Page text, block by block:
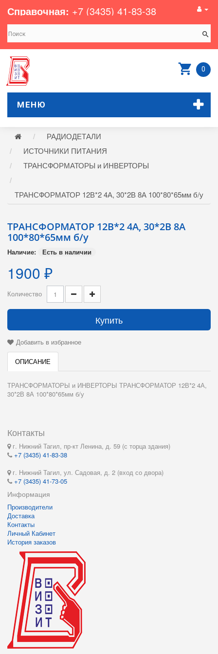
Справочная: +7 (3435) 41-83-38
0
МЕНЮ
РАДИОДЕТАЛИ
ИСТОЧНИКИ ПИТАНИЯ
ТРАНСФОРМАТОРЫ и ИНВЕРТОРЫ
ТРАНСФОРМАТОР 12В*2 4А, 30*2В 8А 100*80*65мм б/у
ТРАНСФОРМАТОР 12В*2 4А, 30*2В 8А
100*80*65мм б/у
Наличие: Есть в наличии
1900 ₽
Количество
Купить
Добавить в избранное
ОПИСАНИЕ
ТРАНСФОРМАТОРЫ и ИНВЕРТОРЫ ТРАНСФОРМАТОР 12В*2 4А,
30*2В 8А 100*80*65мм б/у
Контакты
г. Нижний Тагил, пр-кт Ленина, д. 59 (с торца здания)
+7 (3435) 41-83-38
г. Нижний Тагил, ул. Садовая, д. 2 (вход со двора)
+7 (3435) 41-73-05
Информация
Производители
Доставка
Контакты
Личный Кабинет
История заказов